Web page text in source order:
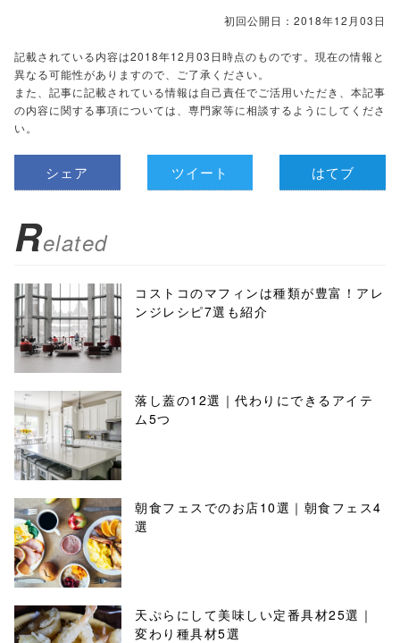
初回公開日：2018年12月03日
記載されている内容は2018年12月03日時点のものです。現在の情報と
異なる可能性がありますので、ご了承ください。
また、記事に記載されている情報は自己責任でご活用いただき、本記事
の内容に関する事項については、専門家等に相談するようにしてくださ
い。
シェア ツイート はてブ
Related
コストコのマフィンは種類が豊富！アレ
ンジレシピ7選も紹介
落し蓋の12選｜代わりにできるアイテ
ム5つ
朝食フェスでのお店10選｜朝食フェス4
選
天ぷらにして美味しい定番具材25選｜
変わり種具材5選